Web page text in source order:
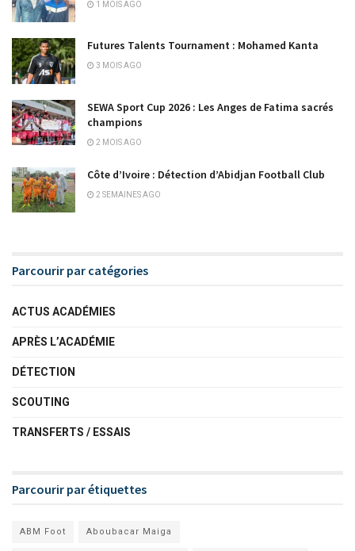
1 MOIS AGO
Futures Talents Tournament : Mohamed Kanta
3 MOIS AGO
SEWA Sport Cup 2026 : Les Anges de Fatima sacrés
champions
2 MOIS AGO
Côte d’Ivoire : Détection d’Abidjan Football Club
2 SEMAINES AGO
Parcourir par catégories
ACTUS ACADÉMIES
APRÈS L’ACADÉMIE
DÉTECTION
SCOUTING
TRANSFERTS / ESSAIS
Parcourir par étiquettes
ABM Foot Aboubacar Maiga